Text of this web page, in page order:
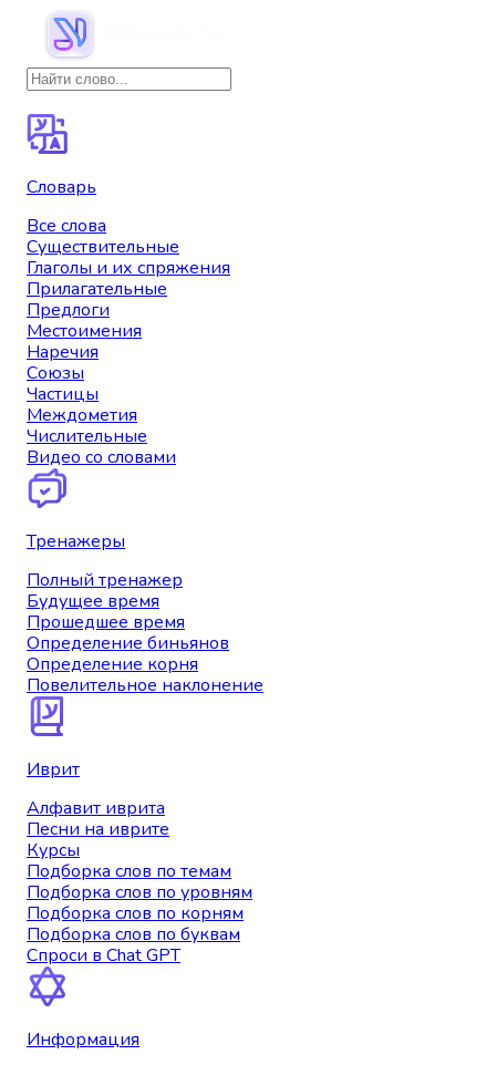
Словарь
Все слова
Существительные
Глаголы и их спряжения
Прилагательные
Предлоги
Местоимения
Наречия
Союзы
Частицы
Междометия
Числительные
Видео со словами
Тренажеры
Полный тренажер
Будущее время
Прошедшее время
Определение биньянов
Определение корня
Повелительное наклонение
Иврит
Алфавит иврита
Песни на иврите
Курсы
Подборка слов по темам
Подборка слов по уровням
Подборка слов по корням
Подборка слов по буквам
Спроси в Chat GPT
Информация